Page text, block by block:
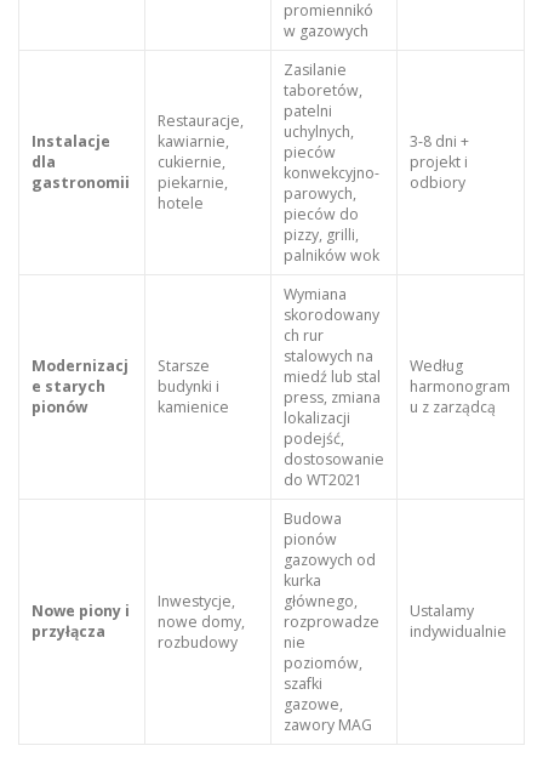
promiennikó
w gazowych
Instalacje
dla
gastronomii
Restauracje,
kawiarnie,
cukiernie,
piekarnie,
hotele
Zasilanie
taboretów,
patelni
uchylnych,
pieców
konwekcyjno-
parowych,
pieców do
pizzy, grilli,
palników wok
3-8 dni +
projekt i
odbiory
Modernizacj
e starych
pionów
Starsze
budynki i
kamienice
Wymiana
skorodowany
ch rur
stalowych na
miedź lub stal
press, zmiana
lokalizacji
podejść,
dostosowanie
do WT2021
Według
harmonogram
u z zarządcą
Nowe piony i
przyłącza
Inwestycje,
nowe domy,
rozbudowy
Budowa
pionów
gazowych od
kurka
głównego,
rozprowadze
nie
poziomów,
szafki
gazowe,
zawory MAG
Ustalamy
indywidualnie